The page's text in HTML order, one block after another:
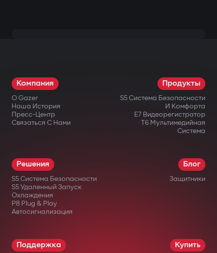
Компания
О Gazer
Наша История
Пресс-Центр
Связаться С Нами
Продукты
S5 Система Безопасности
И Комфорта
E7 Видеорегистратор
T6 Мультимедийная
Система
Решения
S5 Система Безопасности
S5 Удаленный Запуск
Охлаждения
P8 Plug & Play
Автосигнализация
Блог
Защитники
Поддержка Купить